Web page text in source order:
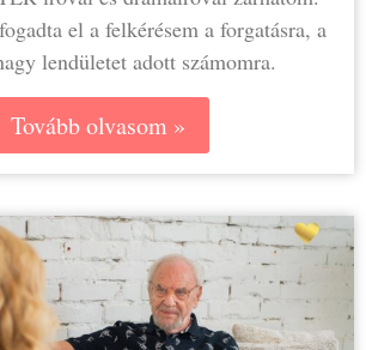
el a felkérésem a forgatásra, a
lendületet adott számomra.
Tovább olvasom »